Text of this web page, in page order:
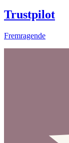
Trustpilot
Fremragende